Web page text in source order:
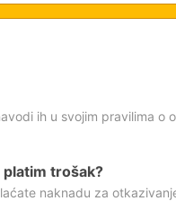
ih u svojim pravilima o
trošak?
naknadu za